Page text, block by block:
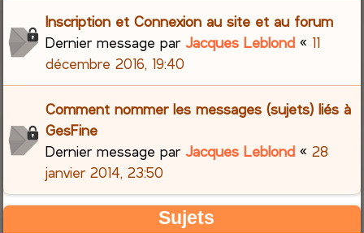
Inscription et Connexion au site et au forum
Dernier message parJacques Leblond « 11
décembre 2016, 19:40
Comment nommer les messages (sujets) liés à
GesFine
Dernier message parJacques Leblond «28
janvier 2014, 23:50
Sujets